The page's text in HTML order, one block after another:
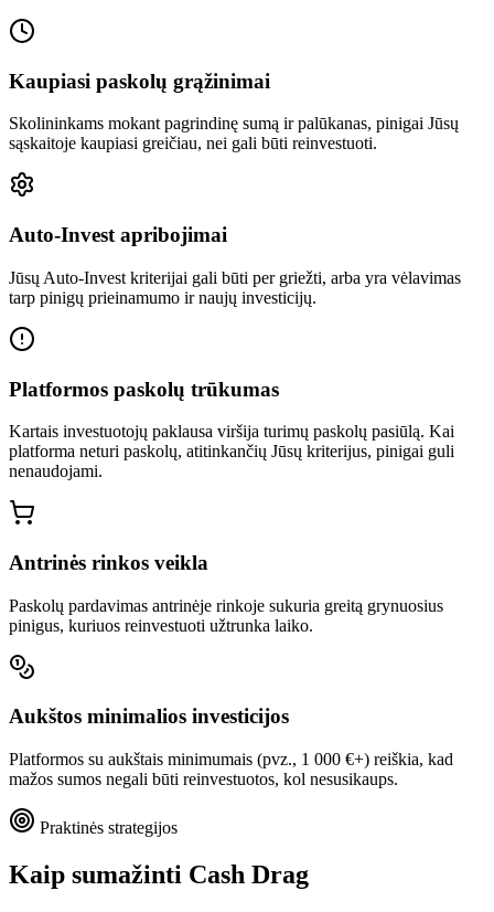
Kaupiasi paskolų grąžinimai
Skolininkams mokant pagrindinę sumą ir palūkanas, pinigai Jūsų
sąskaitoje kaupiasi greičiau, nei gali būti reinvestuoti.
Auto-Invest apribojimai
Jūsų Auto-Invest kriterijai gali būti per griežti, arba yra vėlavimas
tarp pinigų prieinamumo ir naujų investicijų.
Platformos paskolų trūkumas
Kartais investuotojų paklausa viršija turimų paskolų pasiūlą. Kai
platforma neturi paskolų, atitinkančių Jūsų kriterijus, pinigai guli
nenaudojami.
Antrinės rinkos veikla
Paskolų pardavimas antrinėje rinkoje sukuria greitą grynuosius
pinigus, kuriuos reinvestuoti užtrunka laiko.
Aukštos minimalios investicijos
Platformos su aukštais minimumais (pvz., 1 000 €+) reiškia, kad
mažos sumos negali būti reinvestuotos, kol nesusikaups.
Praktinės strategijos
Kaip sumažinti Cash Drag